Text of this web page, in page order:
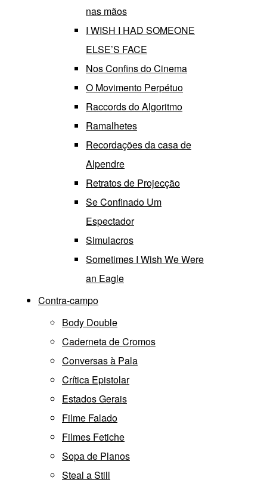
nas mãos
I WISH I HAD SOMEONE
ELSE’S FACE
Nos Confins do Cinema
O Movimento Perpétuo
Raccords do Algoritmo
Ramalhetes
Recordações da casa de
Alpendre
Retratos de Projecção
Se Confinado Um
Espectador
Simulacros
Sometimes I Wish We Were
an Eagle
Contra-campo
Body Double
Caderneta de Cromos
Conversas à Pala
Crítica Epistolar
Estados Gerais
Filme Falado
Filmes Fetiche
Sopa de Planos
Steal a Still